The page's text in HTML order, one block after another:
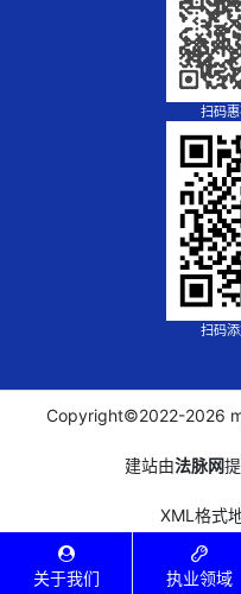
扫码
扫码
Copyright©2022-2026
建站由法脉网
XML格式
关于我们 执业领域